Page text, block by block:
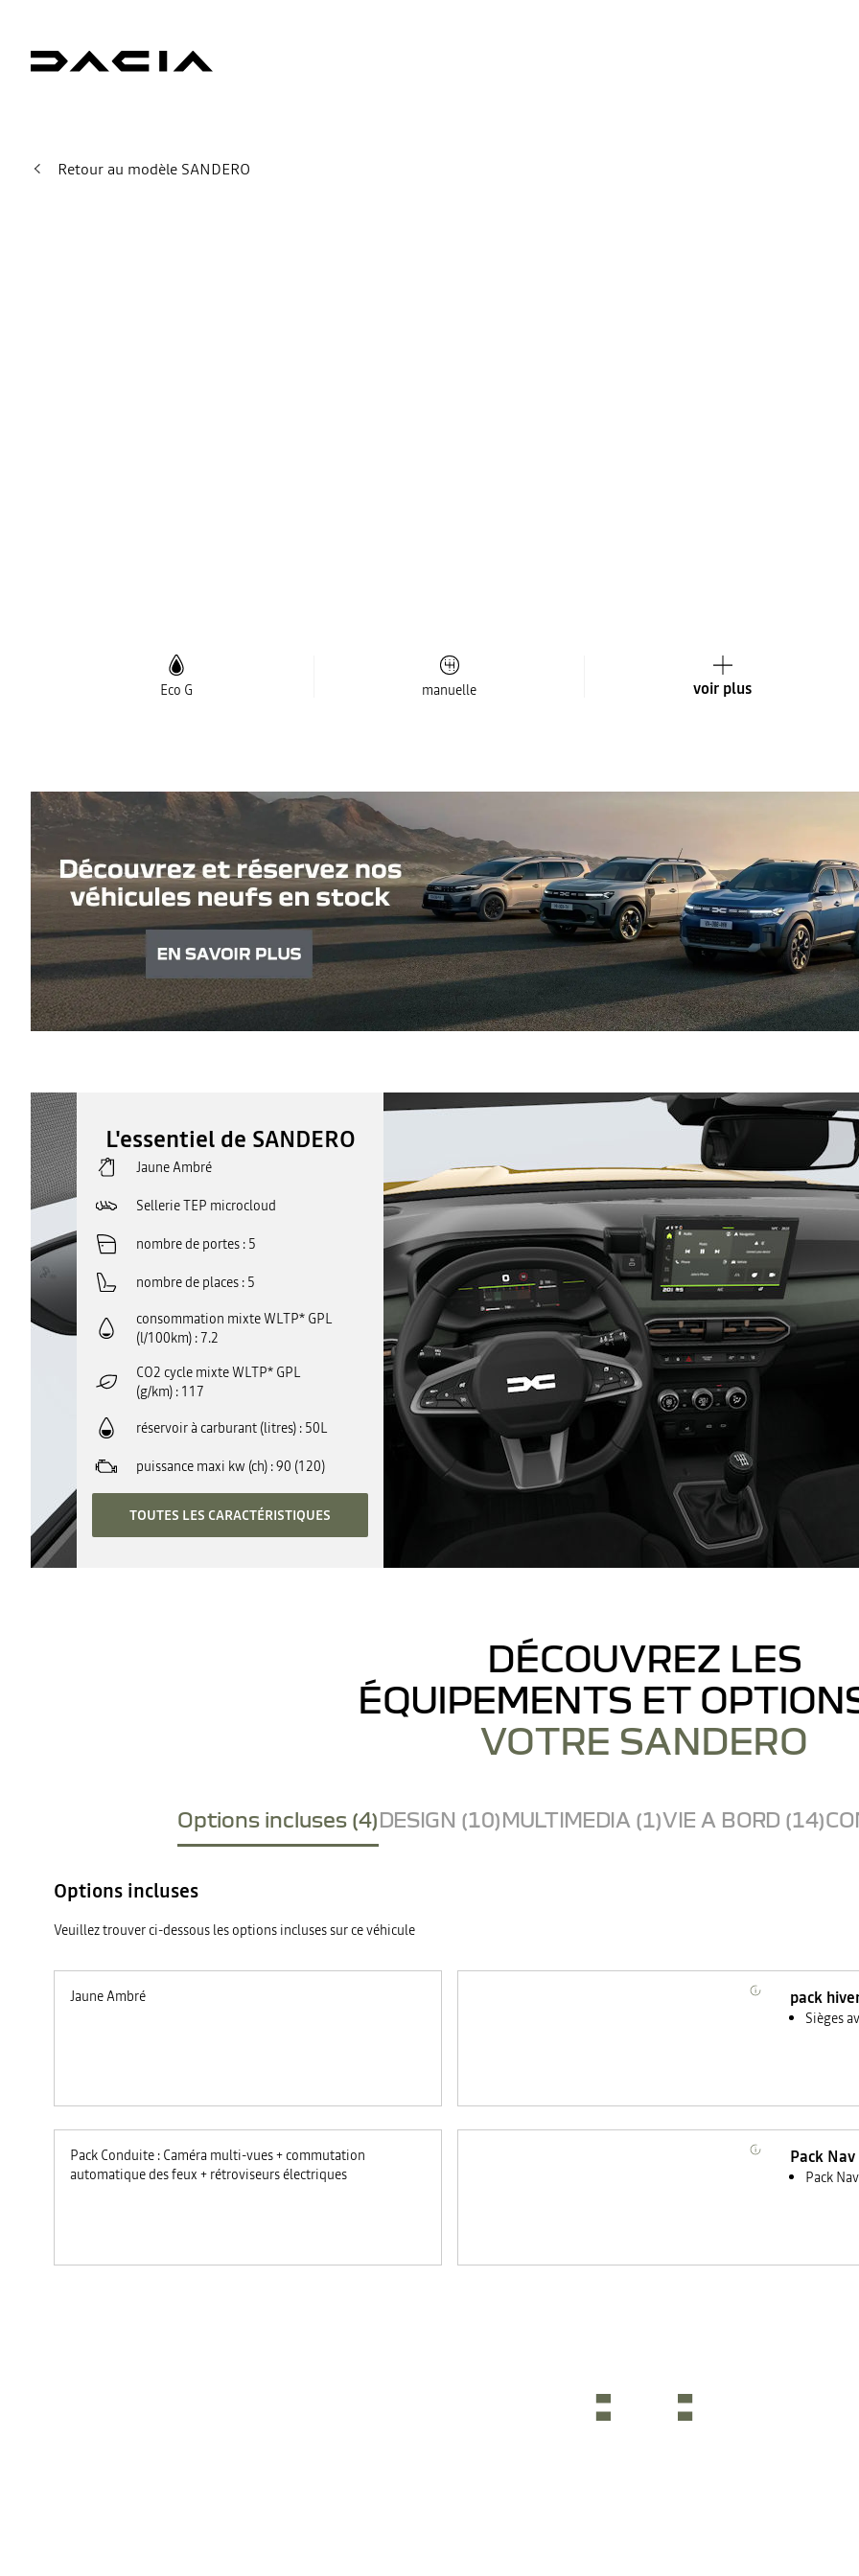
Retour au modèle SANDERO
Eco G manuelle voir plus
L'essentiel de SANDERO
Jaune Ambré
Sellerie TEP microcloud
nombre de portes 5
nombre de places 5
consommation mixte WLTP* GPL
(l/100km) 7.2
CO2 cycle mixte WLTP* GPL
(g/km) 117
réservoir à carburant (litres) 50L
puissance maxi kw (ch) 90 (120)
TOUTES LES CARACTÉRISTIQUES
DÉCOUVREZ LES
ÉQUIPEMENTS ET
VOTRE SANDERO
Options incluses (4)DESIGN (10)MULTIMEDIA (1)VIE A BORD (14)
Options incluses
Veuillez trouver ci-dessous les options incluses sur ce véhicule
Jaune Ambré pack
Sièges
Pack Conduite : Caméra multi-vues + commutation
automatique des feux + rétroviseurs électriques
Pack Nav
Pack